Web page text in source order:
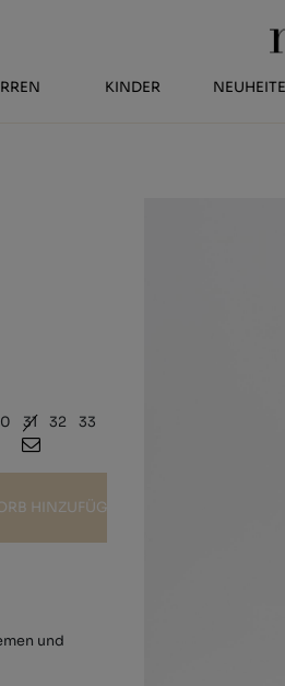
KINDER
31 32 33
HINZUFÜGEN
und